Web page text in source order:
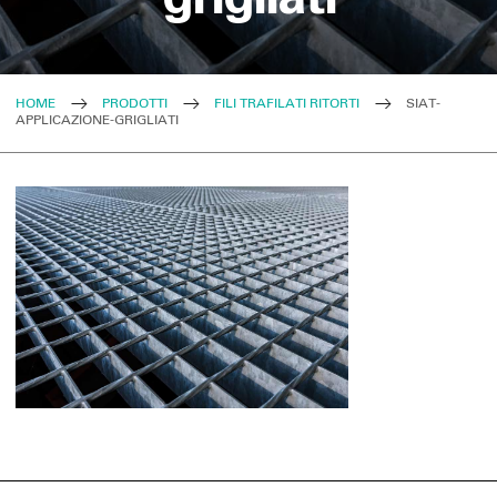
HOME PRODOTTI FILI TRAFILATI RITORTI
SIAT-
APPLICAZIONE-GRIGLIATI